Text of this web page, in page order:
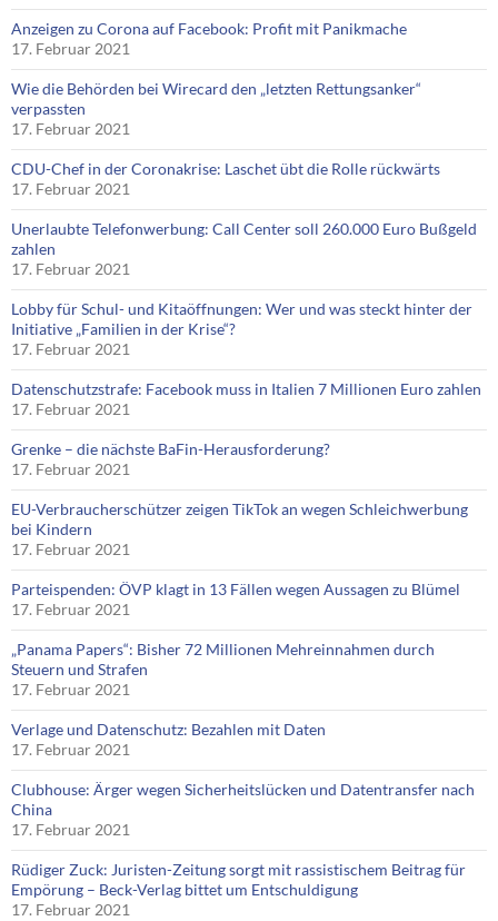
Anzeigen zu Corona auf Facebook: Profit mit Panikmache
17. Februar 2021
Wie die Behörden bei Wirecard den „letzten Rettungsanker“
verpassten
17. Februar 2021
CDU-Chef in der Coronakrise: Laschet übt die Rolle rückwärts
17. Februar 2021
Unerlaubte Telefonwerbung: Call Center soll 260.000 Euro Bußgeld
zahlen
17. Februar 2021
Lobby für Schul- und Kitaöffnungen: Wer und was steckt hinter der
Initiative „Familien in der Krise“?
17. Februar 2021
Datenschutzstrafe: Facebook muss in Italien 7 Millionen Euro zahlen
17. Februar 2021
Grenke – die nächste BaFin-Herausforderung?
17. Februar 2021
EU-Verbraucherschützer zeigen TikTok an wegen Schleichwerbung
bei Kindern
17. Februar 2021
Parteispenden: ÖVP klagt in 13 Fällen wegen Aussagen zu Blümel
17. Februar 2021
„Panama Papers“: Bisher 72 Millionen Mehreinnahmen durch
Steuern und Strafen
17. Februar 2021
Verlage und Datenschutz: Bezahlen mit Daten
17. Februar 2021
Clubhouse: Ärger wegen Sicherheitslücken und Datentransfer nach
China
17. Februar 2021
Rüdiger Zuck: Juristen-Zeitung sorgt mit rassistischem Beitrag für
Empörung – Beck-Verlag bittet um Entschuldigung
17. Februar 2021